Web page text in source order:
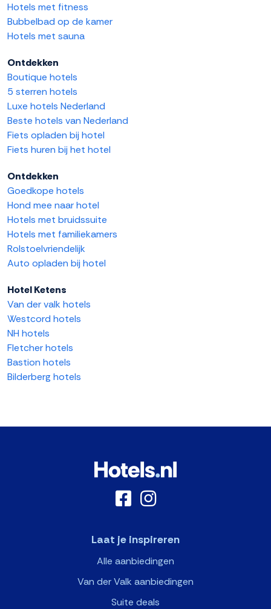
Hotels met fitness
Bubbelbad op de kamer
Hotels met sauna
Ontdekken
Boutique hotels
5 sterren hotels
Luxe hotels Nederland
Beste hotels van Nederland
Fiets opladen bij hotel
Fiets huren bij het hotel
Ontdekken
Goedkope hotels
Hond mee naar hotel
Hotels met bruidssuite
Hotels met familiekamers
Rolstoelvriendelijk
Auto opladen bij hotel
Hotel Ketens
Van der valk hotels
Westcord hotels
NH hotels
Fletcher hotels
Bastion hotels
Bilderberg hotels
Laat je inspireren
Alle aanbiedingen
Van der Valk aanbiedingen
Suite deals